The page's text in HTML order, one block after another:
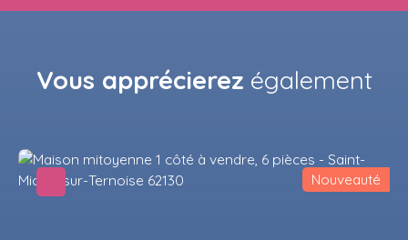
Vous apprécierez également
Nouveauté